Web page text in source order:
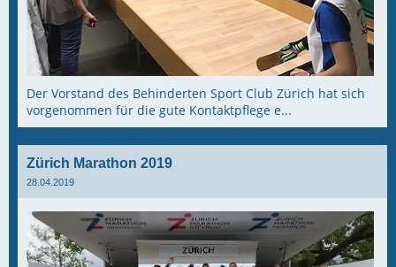
Der Vorstand des Behinderten Sport Club Zürich hat sich
vorgenommen für die gute Kontaktpflege e...
Zürich Marathon 2019
28.04.2019